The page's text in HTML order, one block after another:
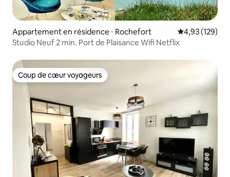
Appartement en résidence ⋅ Rochefort Évaluation
4,93 (129)
Studio Neuf 2 min. Port de Plaisance Wifi Netflix
Coup de cœur voyageurs
Coup de cœur voyageurs